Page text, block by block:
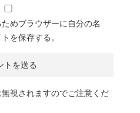
めブラウザーに自分の名
を保存する。
視されますのでご注意くだ